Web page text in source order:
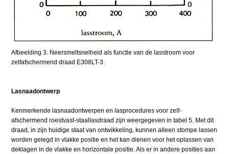
Afbeelding 3. Neersmeltsnelheid als functie van de lasstroom voor
zelfafschermend draad E308LT-3.
Lasnaadontwerp
Kenmerkende lasnaadontwerpen en lasprocedures voor zelf-
afschermend roestvast-staallasdraad zijn weergegeven in tabel 5. Met dit
draad, in zijn huidige staat van ontwikkeling, kunnen alleen stompe lassen
worden gelegd in vlakke positie en het kan dienen voor het oplassen van
deklagen in de vlakke en horizontale positie. Als er in andere posities aan